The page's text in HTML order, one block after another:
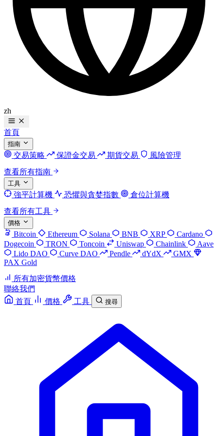
zh
首頁
指南
交易策略 保證金交易 期貨交易
風險管理
查看所有指南
工具
強平計算機 恐懼與貪婪指數
倉位計算機
查看所有工具
價格
Bitcoin Ethereum Solana BNB XRP
Cardano
Dogecoin
TRON Toncoin Uniswap Chainlink
Aave
Lido DAO
Curve DAO Pendle dYdX
GMX
PAX Gold
所有加密貨幣價格
聯絡我們
首頁
價格 工具 搜尋